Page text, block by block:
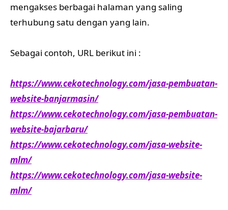
mengakses berbagai halaman yang saling
terhubung satu dengan yang lain.
Sebagai contoh, URL berikut ini :
https://www.cekotechnology.com/jasa-pembuatan-
website-banjarmasin/
https://www.cekotechnology.com/jasa-pembuatan-
website-bajarbaru/
https://www.cekotechnology.com/jasa-website-
mlm/
https://www.cekotechnology.com/jasa-website-
mlm/